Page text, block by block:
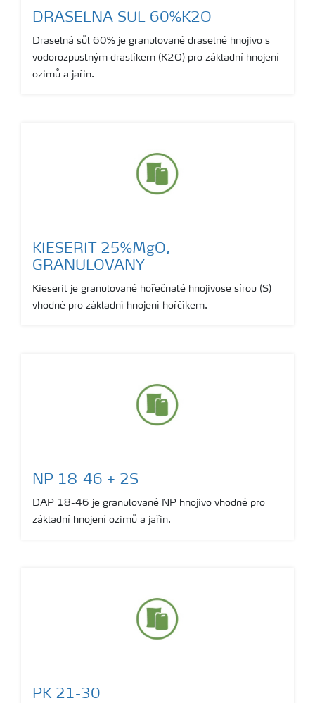
DRASELNA SUL 60%K2O
Draselná sůl 60% je granulované draselné hnojivo s
vodorozpustným draslíkem (K2O) pro základní hnojení
ozimů a jařin.
KIESERIT 25%MgO,
GRANULOVANY
Kieserit je granulované hořečnaté hnojivose sírou (S)
vhodné pro základní hnojení hořčíkem.
NP 18-46 + 2S
DAP 18-46 je granulované NP hnojivo vhodné pro
základní hnojení ozimů a jařin.
PK 21-30